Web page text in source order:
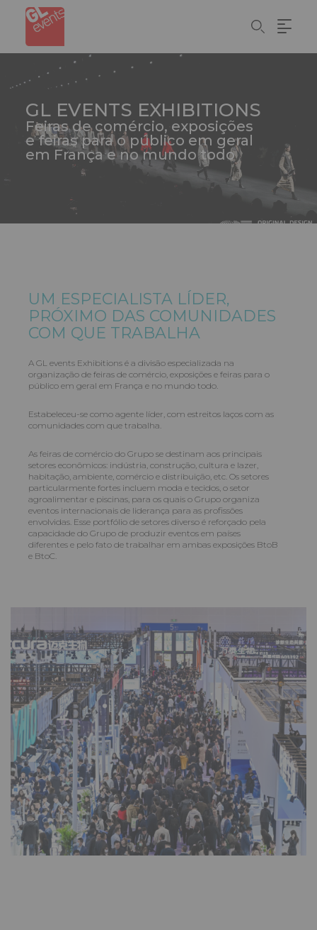
content
GL EVENTS EXHIBITIONS
Feiras de comércio, exposições
e feiras para o público em geral
em França e no mundo todo
UM ESPECIALISTA LÍDER,
PRÓXIMO DAS COMUNIDADES
COM QUE TRABALHA
A GL events Exhibitions é a divisão especializada na
organização de feiras de comércio, exposições e feiras para o
público em geral em França e no mundo todo.
Estabeleceu-se como agente líder, com estreitos laços com as
comunidades com que trabalha.
As feiras de comércio do Grupo se destinam aos principais
setores econômicos: indústria, construção, cultura e lazer,
habitação, ambiente, comércio e distribuição, etc. Os setores
particularmente fortes incluem moda e tecidos, o setor
agroalimentar e piscinas, para os quais o Grupo organiza
eventos internacionais de liderança para as profissões
envolvidas. Esse portfólio de setores diverso é reforçado pela
capacidade do Grupo de produzir eventos em países
diferentes e pelo fato de trabalhar em ambas exposições BtoB
e BtoC.
Painel de Gerenciamento de Cookies